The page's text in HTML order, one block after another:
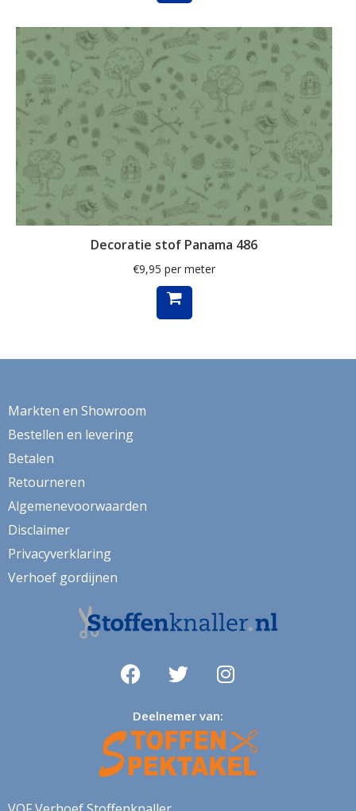
unicorn
veldbloemen
verduistering
veren
Vida
vissen
vogel
vuurtoren
vw bus
wandtapijt
wereldkaart
wijn
Decoratie stof Panama 486
€9,95 per meter
Markten en Showroom
Bestellen en levering
Betalen
Retourneren
Algemenevoorwaarden
Disclaimer
Privacyverklaring
Verhoef gordijnen
Deelnemer van: